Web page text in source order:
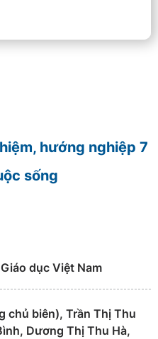
hướng nghiệp 7
sống
dục Việt Nam
chủ biên), Trần Thị Thu
Dương Thị Thu Hà,